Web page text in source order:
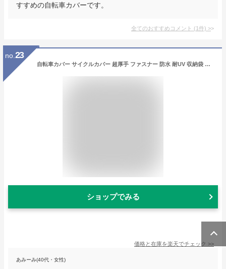
すすめの自転車カバーです。
全てのおすすめコメント (1件) >
no. 23
自転車カバー サイクルカバー 超厚手 ファスナー 防水 耐UV 収納袋 レインカバー ママチャリ クロスバイク ミニベロ ロードバイク スクーター シティバイク こども乗せ 厚手 高耐久 丈夫 UVカット 飛ばない ロック穴 26インチ 24インチ 【即納】 aaa
ショップでみる
価格と在庫を楽天でチェック >>
あみーみ(40代・女性)